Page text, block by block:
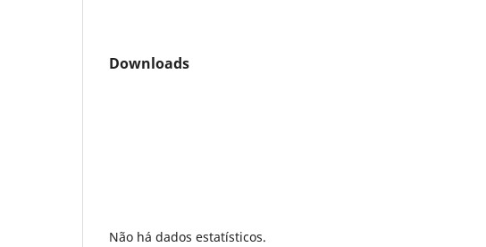
Downloads
Não há dados estatísticos.